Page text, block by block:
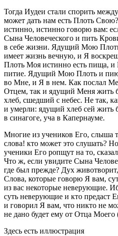
Тогда Иудеи стали спорить
может дать нам есть Плоть
истинно, истинно говорю вам:
Сына Человеческого и пить
в себе жизни. Ядущий Мою
имеет жизнь вечную, и Я
Плоть Моя истинно есть пища, и
питие. Ядущий Мою Плоть и
во Мне, и Я в нем. Как послал
Отцем, так и ядущий Меня жить
хлеб, сшедший с небес. Не так,
и умерли: ядущий хлеб сей жить
в синагоге, уча в Капернауме.
Многие из учеников Его, слыша
слова! кто может это слушать?
ученики Его ропщут на то,
Что ж, если увидите Сына
где был прежде? Дух
Слова, которые говорю Я вам,
из вас некоторые неверующие.
суть неверующие и кто предаст
и говорил Я вам, что никто не
не дано будет ему от Отца
Здесь есть иллюстрация